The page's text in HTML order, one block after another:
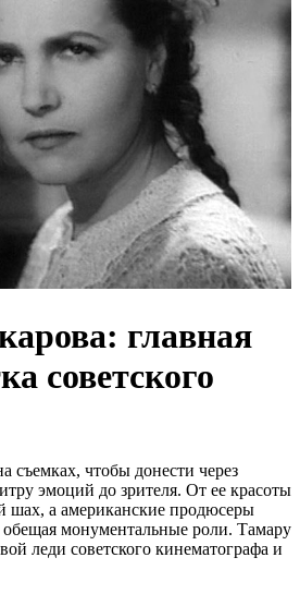
главная
советского
съемках, чтобы донести через
эмоций до зрителя. От ее красоты
шах, а американские продюсеры
обещая монументальные роли. Тамару
леди советского кинематографа и